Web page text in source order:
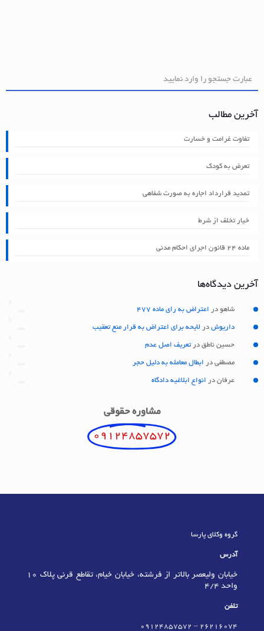
آخرین مطالب
تفاوت غرامت و خسارت
تعرض به کودک
تمدید قرارداد اجاره به صورت شفاهی
خیار تخلف از شرط
ماده ۲۴ قانون اجرای احکام مدنی
آخرین دیدگاه‌ها
شاهو در اعتراض به رای ماده 477
داریوش در لایحه برای اعتراض به قرار منع تعقیب
حسین ناطق درتعریف اصل عدم
مصطفی در ابطال معامله به دلیل حجر
عرفان در انواع ابلاغیه دادگاه
مشاوره حقوقی
09124857572
گروه وکلای پارسا
آدرس
خیابان ولیعصر بالاتر از فرشته، خیابان خیام، تقاطع قرنی پلاک 10
واحد 4/4
تلفن
٢٦٢١٦٠٧٤ –
09124857572